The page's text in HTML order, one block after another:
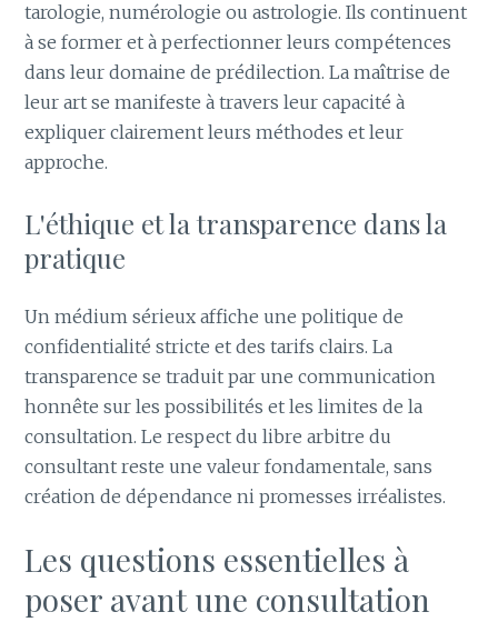
tarologie, numérologie ou astrologie. Ils continuent
à se former et à perfectionner leurs compétences
dans leur domaine de prédilection. La maîtrise de
leur art se manifeste à travers leur capacité à
expliquer clairement leurs méthodes et leur
approche.
L'éthique et la transparence dans la
pratique
Un médium sérieux affiche une politique de
confidentialité stricte et des tarifs clairs. La
transparence se traduit par une communication
honnête sur les possibilités et les limites de la
consultation. Le respect du libre arbitre du
consultant reste une valeur fondamentale, sans
création de dépendance ni promesses irréalistes.
Les questions essentielles à
poser avant une consultation